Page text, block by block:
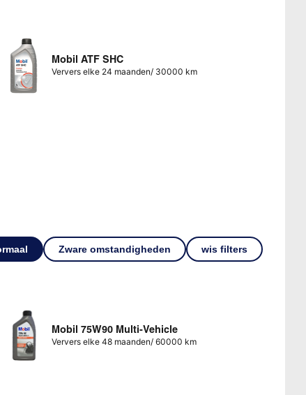
Mobil ATF SHC
Ververs elke 24 maanden/ 30000 km
Zware omstandigheden wis filters
Mobil 75W90 Multi-Vehicle
Ververs elke 48 maanden/ 60000 km